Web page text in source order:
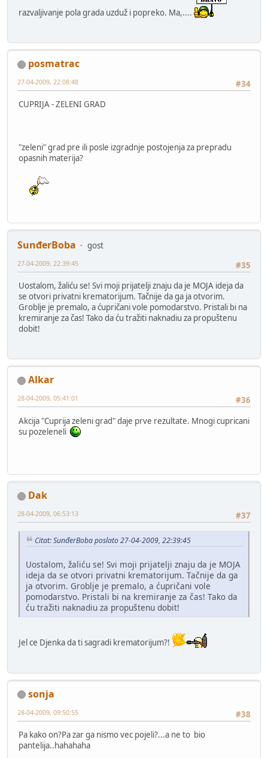
razvaljivanje pola grada uzduž i popreko. Ma,....
posmatrac
#34
27-04-2009, 22:08:48
CUPRIJA - ZELENI GRAD
"zeleni" grad pre ili posle izgradnje postojenja za prepradu
opasnih materija?
SunđerBoba
gost
#35
27-04-2009, 22:39:45
Uostalom, žaliću se! Svi moji prijatelji znaju da je MOJA ideja da
se otvori privatni krematorijum. Tačnije da ga ja otvorim.
Groblje je premalo, a ćupričani vole pomodarstvo. Pristali bi na
kremiranje za čas! Tako da ću tražiti naknadiu za propuštenu
dobit!
Alkar
#36
28-04-2009, 05:41:01
Akcija "Cuprija zeleni grad" daje prve rezultate. Mnogi cupricani
su pozeleneli
Dak
#37
28-04-2009, 06:53:13
Citat: SunđerBoba poslato 27-04-2009, 22:39:45
Uostalom, žaliću se! Svi moji prijatelji znaju da je MOJA
ideja da se otvori privatni krematorijum. Tačnije da ga
ja otvorim. Groblje je premalo, a ćupričani vole
pomodarstvo. Pristali bi na kremiranje za čas! Tako da
ću tražiti naknadiu za propuštenu dobit!
Jel ce Djenka da ti sagradi krematorijum?!
sonja
#38
28-04-2009, 09:50:55
Pa kako on?Pa zar ga nismo vec pojeli?...a ne to bio
pantelija..hahahaha